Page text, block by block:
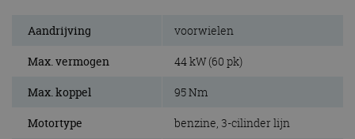
Aandrijving voorwielen
Max. vermogen 44 kW (60 pk)
Max. koppel 95 Nm
Motortype benzine, 3-cilinder lijn